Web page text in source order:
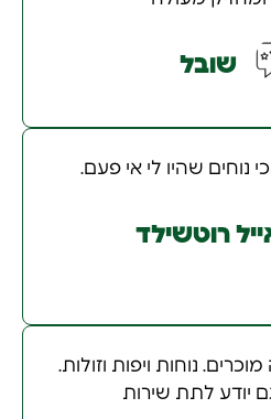
שובל
נוחים שהיו לי אי פעם.
רוטשילד
נוחות ויפות וזולות.
יודע לתת שירות